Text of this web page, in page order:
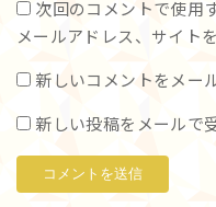
次回のコメントで使用
メールアドレス、サイト
新しいコメントをメー
新しい投稿をメールで